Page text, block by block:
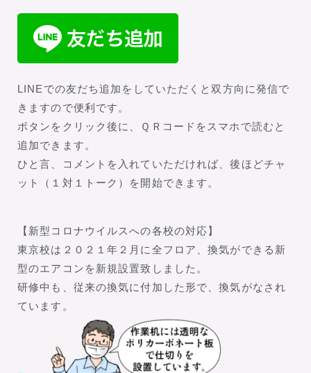
LINEでの友だち追加をしていただくと双方向に発信で
きますので便利です。
ボタンをクリック後に、ＱＲコードをスマホで読むと
追加できます。
ひと言、コメントを入れていただければ、後ほどチャ
ット（１対１トーク）を開始できます。
【新型コロナウイルスへの各校の対応】
東京校は２０２１年２月に全フロア、換気ができる新
型のエアコンを新規設置致しました。
研修中も、従来の換気に付加した形で、換気がなされ
ています。